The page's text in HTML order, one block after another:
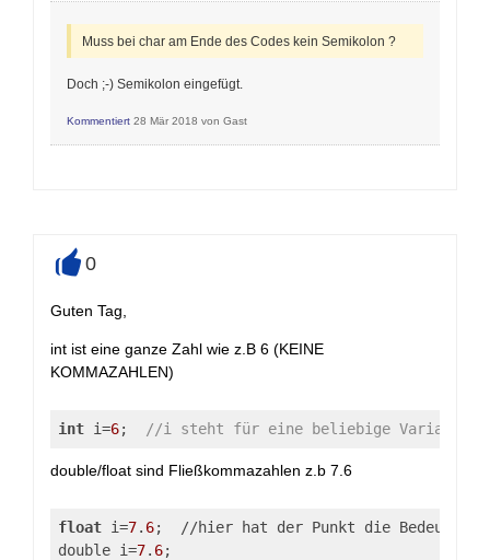
Muss bei char am Ende des Codes kein Semikolon ?
Doch ;-) Semikolon eingefügt.
Kommentiert 28 Mär 2018 von Gast
0
Guten Tag,
int ist eine ganze Zahl wie z.B 6 (KEINE
KOMMAZAHLEN)
int i=6; //i steht für eine beliebige Variable
double/float sind Fließkommazahlen z.b 7.6
float i=7. 6;  //hier hat der Punkt die Bedeutung
double i=7. 6;